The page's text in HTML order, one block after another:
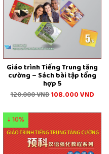
Giáo trình Tiếng Trung tăng
cường – Sách bài tập tổng
hợp 5
120.000VND108.000VND
↓ 10%